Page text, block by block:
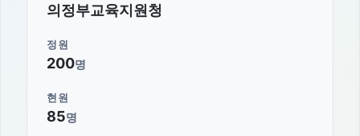
의정부교육지원청
정원
200명
현원
85명